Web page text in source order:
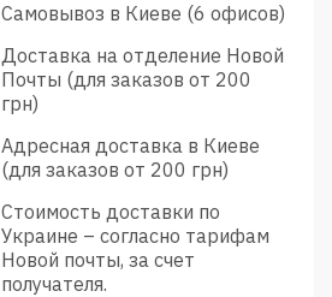
Самовывоз в Киеве (6 офисов)
Доставка на отделение Новой
Почты (для заказов от 200
грн)
Адресная доставка в Киеве
(для заказов от 200 грн)
Стоимость доставки по
Украине – согласно тарифам
Новой почты, за счет
получателя.